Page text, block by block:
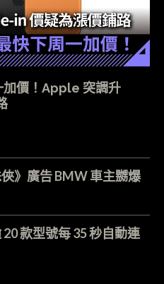
加價！Apple 突調升
》廣告 BMW 車主嬲爆
款型號每 35 秒自動連